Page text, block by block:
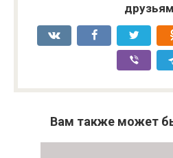
Вам также может